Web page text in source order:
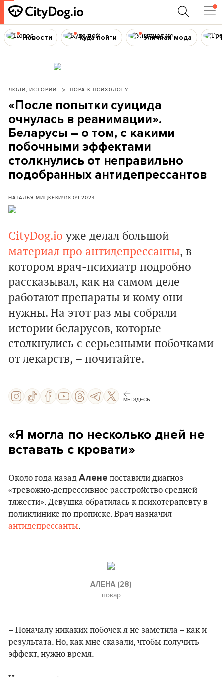
Новости Куда пойти Уличная мода
ЛЮДИ, ИСТОРИИ ПОРА К ПСИХОЛОГУ
«После попытки суицида
очнулась в реанимации».
Беларусы – о том, с какими
побочными эффектами
столкнулись от неправильно
подобранных антидепрессантов
НАТАЛЬЯ МИЦКЕВИЧ18.09.2024
CityDog.io уже делал большой
материал про антидепрессанты, в
котором врач-психиатр подробно
рассказывал, как на самом деле
работают препараты и кому они
нужны. На этот раз мы собрали
истории беларусов, которые
столкнулись с серьезными побочками
от лекарств, – почитайте.
МЫ ЗДЕСЬ
«Я могла по несколько дней не
вставать с кровати»
Около года назад Алене поставили диагноз
«тревожно-депрессивное расстройство средней
тяжести». Девушка обратилась к психотерапевту в
поликлинике по прописке. Врач назначил
антидепрессанты.
АЛЕНА (28)
повар
– Поначалу никаких побочек я не заметила – как и
результата. Но, как мне сказали, чтобы получить
эффект, нужно время.